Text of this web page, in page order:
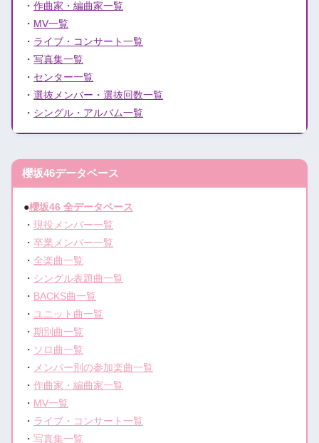
・作曲家・編曲家一覧
・ MV一覧
・ ライブ・コンサート一覧
・写真集一覧
・ センター一覧
・選抜メンバー・選抜回数一覧
・ シングル・アルバム一覧
櫻坂46データベース
●櫻坂46 全データベース
・現役メンバー一覧
・卒業メンバー一覧
・全楽曲一覧
・ シングル表題曲一覧
・ BACKS曲一覧
・ ユニット曲一覧
・期別曲一覧
・ ソロ曲一覧
・ メンバー別の参加楽曲一覧
・作曲家・編曲家一覧
・ MV一覧
・ ライブ・コンサート一覧
・写真集一覧